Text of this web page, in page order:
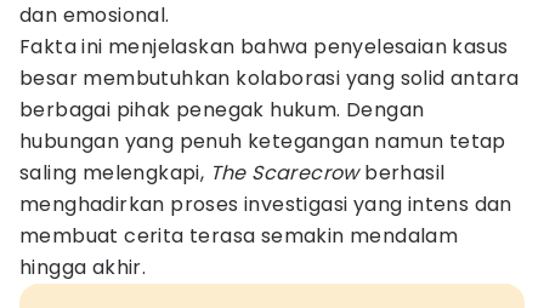
dan emosional.
Fakta ini menjelaskan bahwa penyelesaian kasus
besar membutuhkan kolaborasi yang solid antara
berbagai pihak penegak hukum. Dengan
hubungan yang penuh ketegangan namun tetap
saling melengkapi, The Scarecrowberhasil
menghadirkan proses investigasi yang intens dan
membuat cerita terasa semakin mendalam
hingga akhir.